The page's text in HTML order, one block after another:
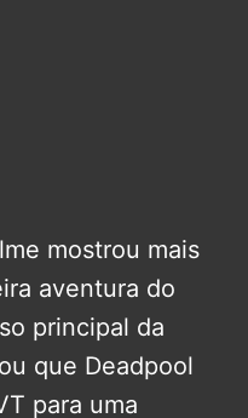
mostrou mais
aventura do
principal da
que Deadpool
para uma